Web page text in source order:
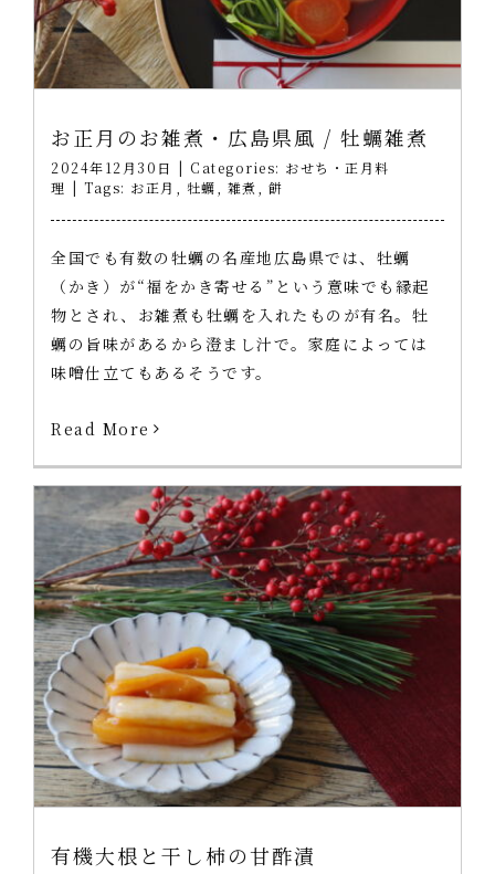
お正月のお雑煮・広島県風 / 牡蠣雑煮
2024年12月30日 | Categories: おせち・正月料
理 | Tags: お正月 牡蠣 雑煮 餅
全国でも有数の牡蠣の名産地広島県では、牡蠣
（かき）が“福をかき寄せる”という意味でも縁起
物とされ、お雑煮も牡蠣を入れたものが有名。牡
蠣の旨味があるから澄まし汁で。家庭によっては
味噌仕立てもあるそうです。
Read More
有機大根と干し柿の甘酢漬